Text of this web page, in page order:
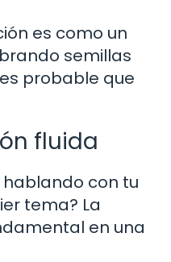
es como un
semillas
probable que
fluida
con tu
tema? La
en una